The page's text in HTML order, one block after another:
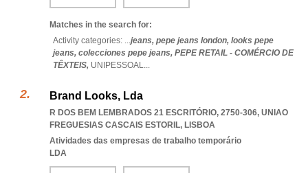
Matches in the search for:
Activity categories: ...jeans, pepe jeans london, looks pepe
jeans, colecciones pepe jeans, PEPE RETAIL - COMÉRCIO DE
TÊXTEIS, UNIPESSOAL...
Brand Looks, Lda
R DOS BEM LEMBRADOS 21 ESCRITÓRIO, 2750-306, UNIAO
FREGUESIAS CASCAIS ESTORIL, LISBOA
Atividades das empresas de trabalho temporário
LDA